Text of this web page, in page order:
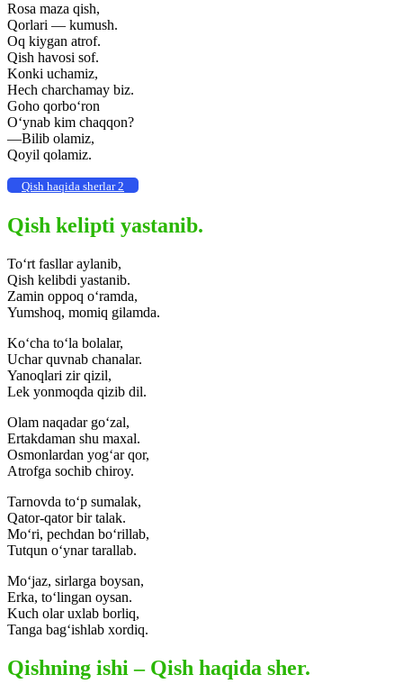
Rosa maza qish,
Qorlari — kumush.
Oq kiygan atrof.
Qish havosi sof.
Konki uchamiz,
Hech charchamay biz.
Goho qorbo‘ron
O‘ynab kim chaqqon?
—Bilib olamiz,
Qoyil qolamiz.
Qish haqida sherlar 2
Qish kelipti yastanib.
To‘rt fasllar aylanib,
Qish kelibdi yastanib.
Zamin oppoq o‘ramda,
Yumshoq, momiq gilamda.
Ko‘cha to‘la bolalar,
Uchar quvnab chanalar.
Yanoqlari zir qizil,
Lek yonmoqda qizib dil.
Olam naqadar go‘zal,
Ertakdaman shu maxal.
Osmonlardan yog‘ar qor,
Atrofga sochib chiroy.
Tarnovda to‘p sumalak,
Qator-qator bir talak.
Mo‘ri, pechdan bo‘rillab,
Tutqun o‘ynar tarallab.
Mo‘jaz, sirlarga boysan,
Erka, to‘lingan oysan.
Kuch olar uxlab borliq,
Tanga bag‘ishlab xordiq.
Qishning ishi – Qish haqida sher.